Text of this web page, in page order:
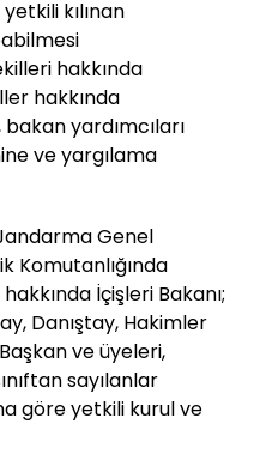
kılınan
hakkında
hakkında
yardımcıları
ve yargılama
Genel
Komutanlığında
İçişleri Bakanı;
Danıştay, Hakimler
ve üyeleri,
sayılanlar
göre yetkili kurul ve